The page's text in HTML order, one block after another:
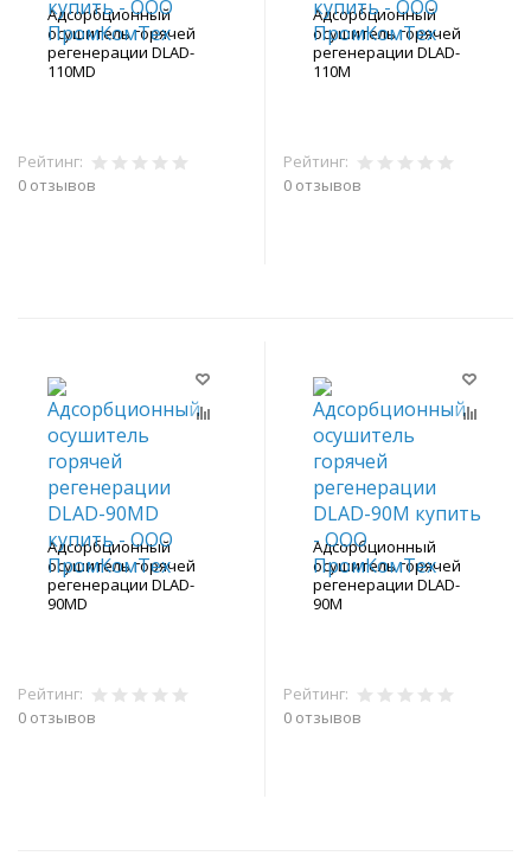
Адсорбционный
осушитель горячей
регенерации DLAD-
110MD
Рейтинг:
0 отзывов
Адсорбционный
осушитель горячей
регенерации DLAD-
110M
Рейтинг:
0 отзывов
Адсорбционный
осушитель горячей
регенерации DLAD-
90MD
Рейтинг:
0 отзывов
Адсорбционный
осушитель горячей
регенерации DLAD-
90M
Рейтинг:
0 отзывов